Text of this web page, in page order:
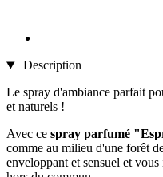
Description
Le spray d'ambiance parfait
et naturels !
Avec ce spray parfumé
comme au milieu d'une forêt
enveloppant et sensuel et